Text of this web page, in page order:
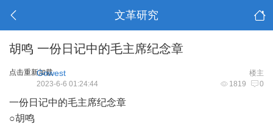
文革研究
胡鸣 一份日记中的毛主席纪念章
点击重新加载 楼主
Gowest
1819 0
2023-6-6 01:24:44
一份日记中的毛主席纪念章
○胡鸣